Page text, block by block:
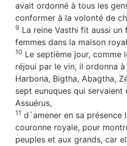
avait ordonné à tous les
conformer à la volonté de
9 La reine Vasthi fit aussi un
femmes dans la maison
10 Le septième jour, comme
réjoui par le vin, il ordonna à
Harbona, Bigtha, Abagtha,
sept eunuques qui servaient
Assuérus,
11 d`amener en sa présence
couronne royale, pour
peuples et aux grands, car